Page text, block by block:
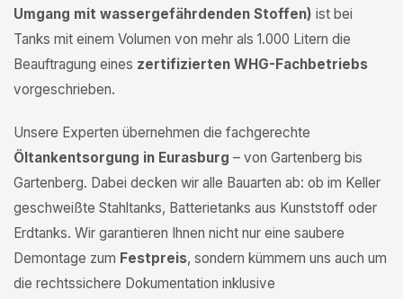
Umgang mit wassergefährdenden Stoffen) ist bei
Tanks mit einem Volumen von mehr als 1.000 Litern die
Beauftragung eines zertifizierten WHG-Fachbetriebs
vorgeschrieben.
Unsere Experten übernehmen die fachgerechte
Öltankentsorgung in Eurasburg – von Gartenberg bis
Gartenberg. Dabei decken wir alle Bauarten ab: ob im Keller
geschweißte Stahltanks, Batterietanks aus Kunststoff oder
Erdtanks. Wir garantieren Ihnen nicht nur eine saubere
Demontage zum Festpreis, sondern kümmern uns auch um
die rechtssichere Dokumentation inklusive